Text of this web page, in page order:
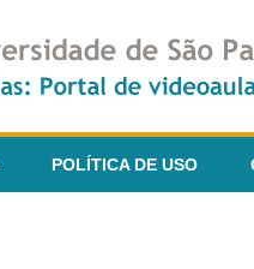
POLÍTICA DE USO